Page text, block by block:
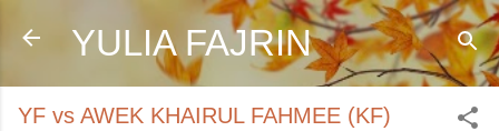
Skip to main content
YULIA FAJRIN
YF vs AWEK KHAIRUL FAHMEE (KF)